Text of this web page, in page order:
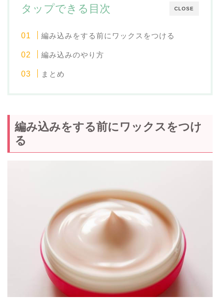
CLOSE
タップできる目次
編み込みをする前にワックスをつける
編み込みのやり方
まとめ
編み込みをする前にワックスをつけ
る